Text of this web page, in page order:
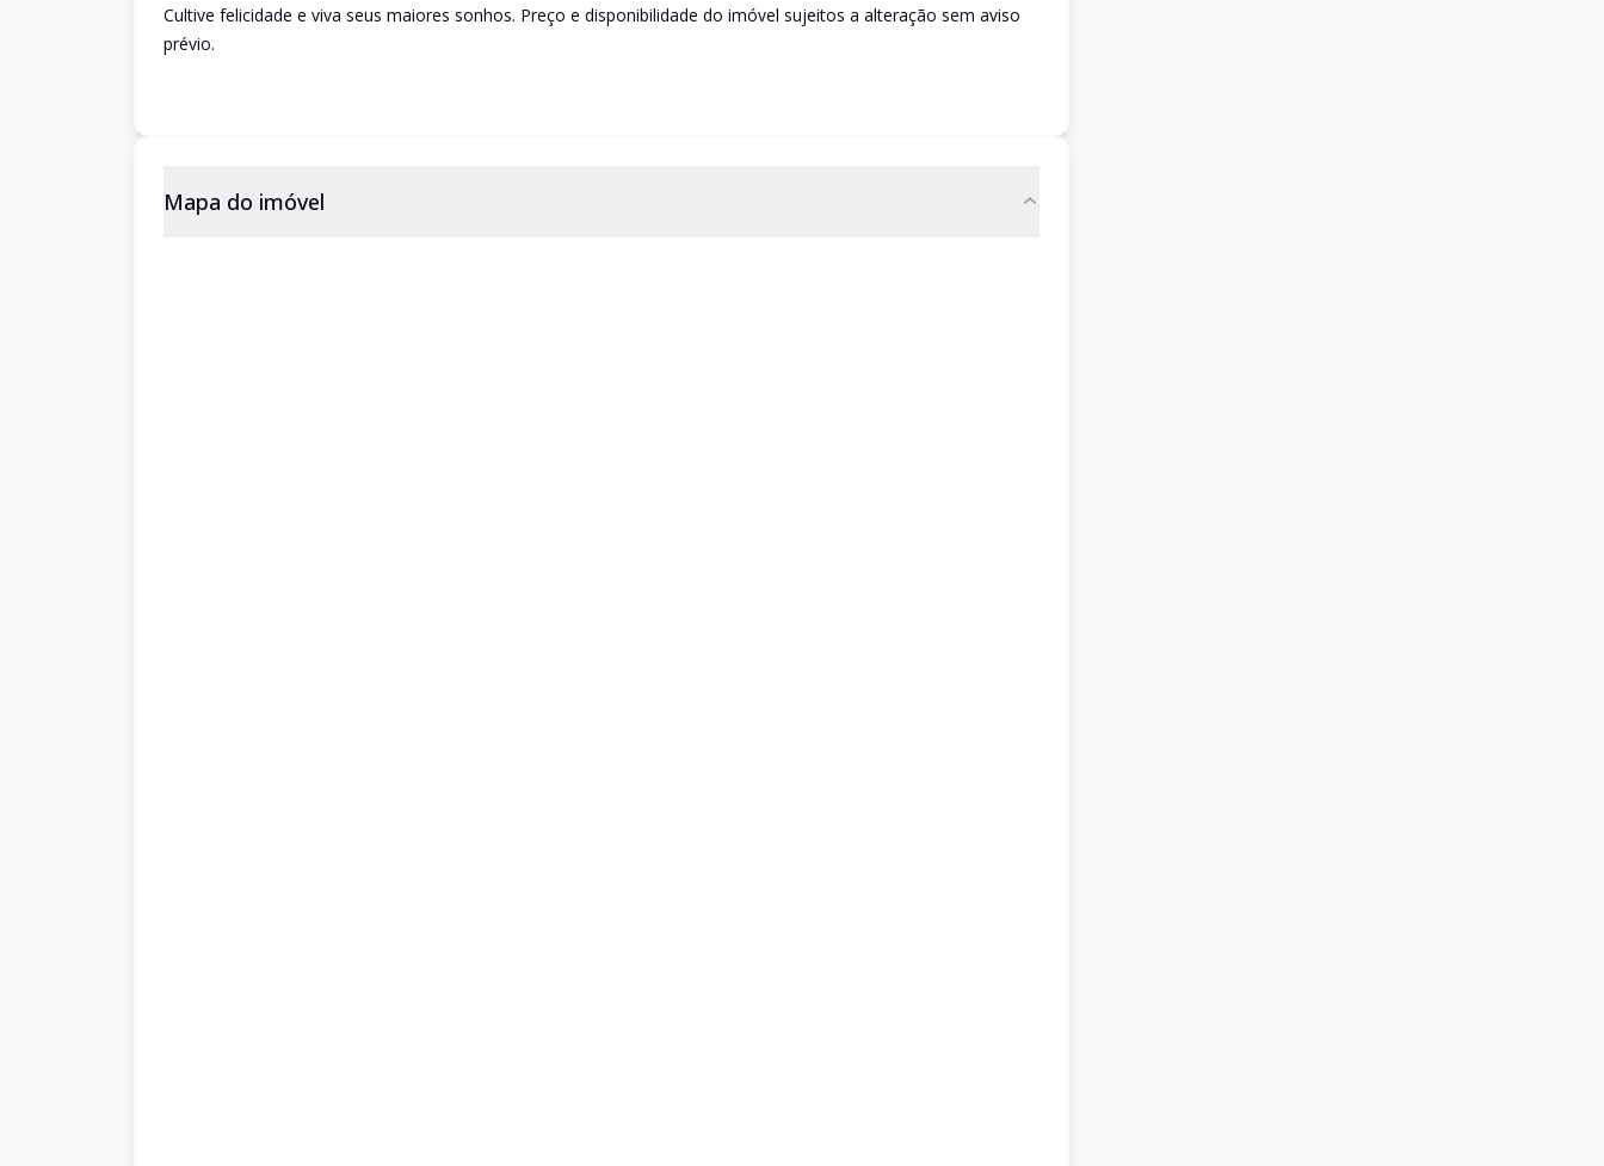
Cultive felicidade e viva seus maiores sonhos. Preço e disponibilidade do imóvel sujeitos a alteração sem aviso
prévio.
Mapa do imóvel